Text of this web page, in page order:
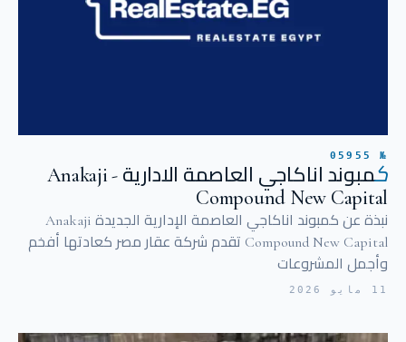
№ 05955
ك
مبوند اناكاجي العاصمة الادارية - Anakaji
Compound New Capital
نبذة عن كمبوند اناكاجي العاصمة الإدارية الجديدة Anakaji
Compound New Capital تقدم شركة عقار مصر كعادتها أفخم
وأجمل المشروعات
11 مايو 2026